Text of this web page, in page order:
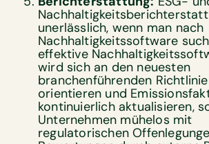
unerlässlich, wenn man nach
Nachhaltigkeitssoftware
effektive
wird sich an den neuesten
branchenführenden
orientieren und
kontinuierlich aktualisieren,
Unternehmen mühelos mit
regulatorischen